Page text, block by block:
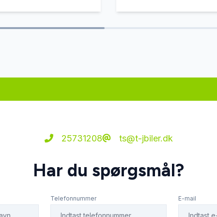
25731208 ts@t-jbiler.dk
Har du spørgsmål?
Telefonnummer E-mail